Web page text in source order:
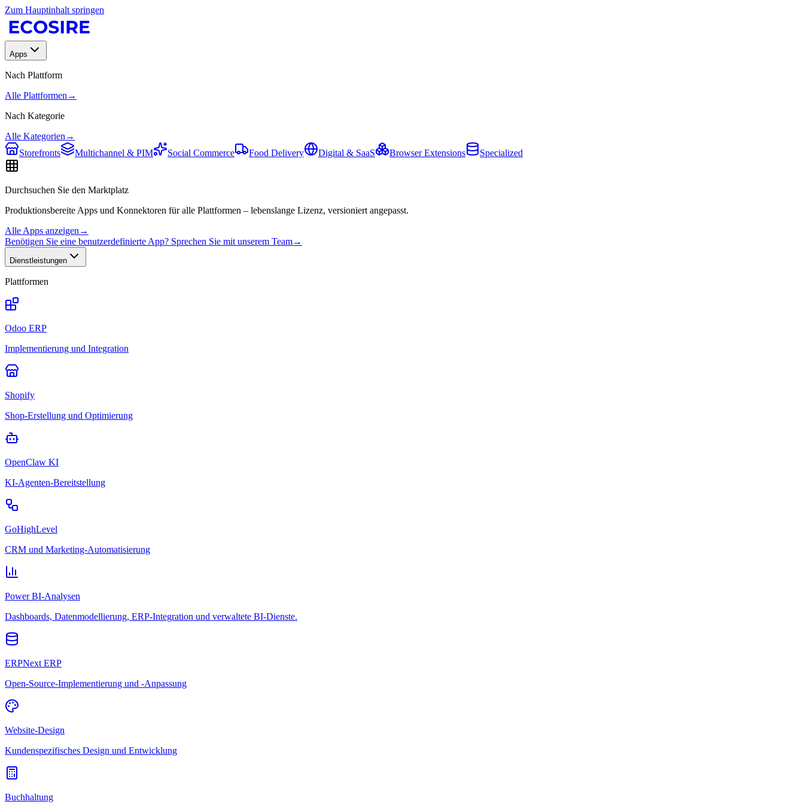
Zum Hauptinhalt springen
Apps
Nach Plattform
Alle Plattformen →
Nach Kategorie
Alle Kategorien →
Storefronts
Multichannel & PIM Social Commerce Food Delivery Digital & SaaS Browser Extensions Specialized
Durchsuchen Sie den Marktplatz
Produktionsbereite Apps und Konnektoren für alle Plattformen – lebenslange Lizenz, versioniert angepasst.
Alle Apps anzeigen →
Benötigen Sie eine benutzerdefinierte App? Sprechen Sie mit unserem Team→
Dienstleistungen
Plattformen
Odoo ERP
Implementierung und Integration
Shopify
Shop-Erstellung und Optimierung
OpenClaw KI
KI-Agenten-Bereitstellung
GoHighLevel
CRM und Marketing-Automatisierung
Power BI-Analysen
Dashboards, Datenmodellierung, ERP-Integration und verwaltete BI-Dienste.
ERPNext ERP
Open-Source-Implementierung und -Anpassung
Website-Design
Kundenspezifisches Design und Entwicklung
Buchhaltung